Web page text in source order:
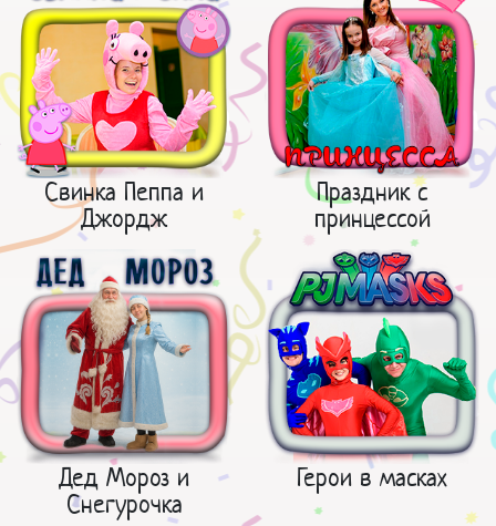
Свинка Пеппа и
Джордж
Праздник с
принцессой
Дед Мороз и
Снегурочка
Герои в масках